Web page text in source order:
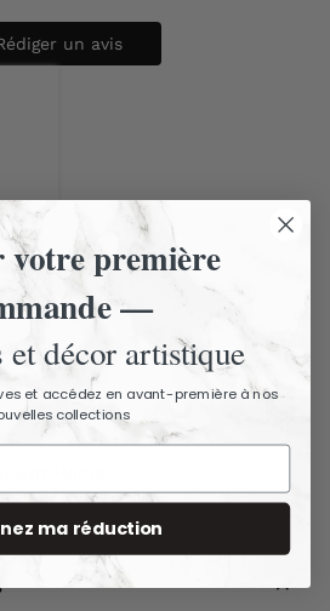
un avis
....
Home
Articles fragiles
votre première
—
et décor artistique
et accédez en avant-première à nos
collections
ma réduction